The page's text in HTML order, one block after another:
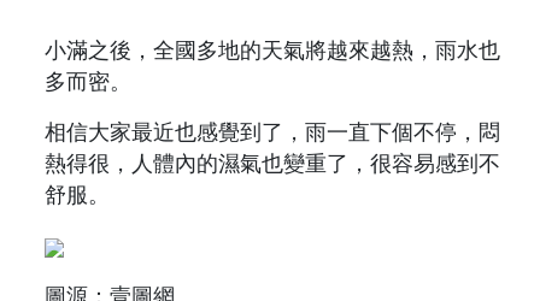
小滿之後，全國多地的天氣將越來越熱，雨水也
多而密。
相信大家最近也感覺到了，雨一直下個不停，悶
熱得很，人體內的濕氣也變重了，很容易感到不
舒服。
圖源：壹圖網